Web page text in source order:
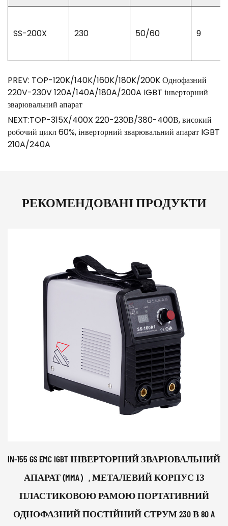
SS-200X 230 50/60 9
PREV: TOP-120K/140K/160K/180K/200K Однофазний
220V-230V 120A/140A/180A/200A IGBT інверторний
зварювальний апарат
NEXT:TOP-315X/400X 220-230В/380-400В, високий
робочий цикл 60%, інверторний зварювальний апарат IGBT
210A/240A
РЕКОМЕНДОВАНІ ПРОДУКТИ
IN-155 GS EMC IGBT ІНВЕРТОРНИЙ ЗВАРЮВАЛЬНИЙ
АПАРАТ (MMA）, МЕТАЛЕВИЙ КОРПУС ІЗ
ПЛАСТИКОВОЮ РАМОЮ ПОРТАТИВНИЙ
ОДНОФАЗНИЙ ПОСТІЙНИЙ СТРУМ 230 В 80 A